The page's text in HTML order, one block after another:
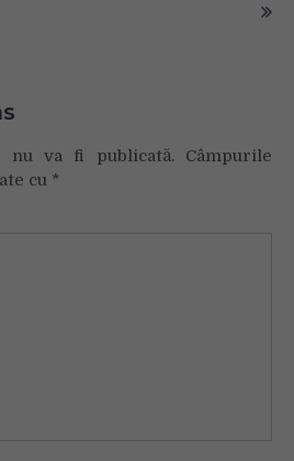
nu va fi publicată. Câmpurile
cu *